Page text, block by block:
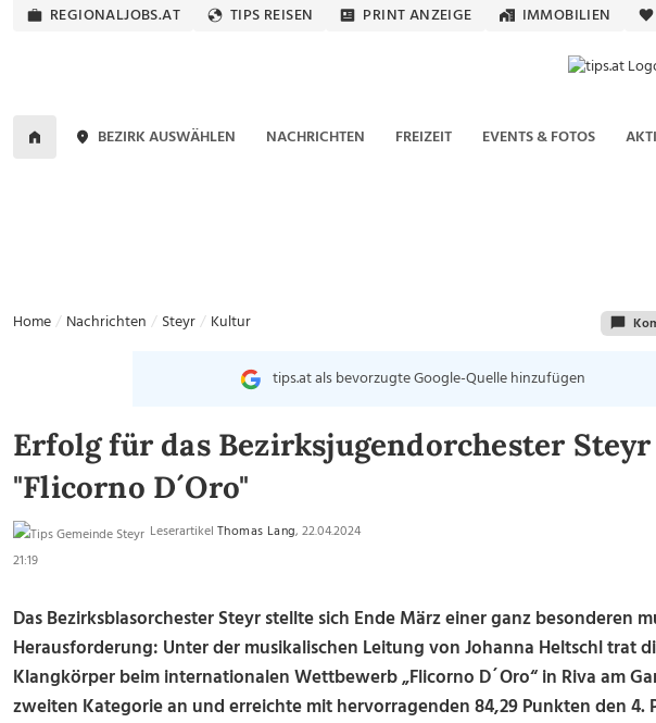
REGIONALJOBS.AT TIPS REISEN PRINT ANZEIGE IMMOBILIEN
BEZIRK AUSWÄHLEN NACHRICHTEN FREIZEIT EVENTS & FOTOS
Home Nachrichten Steyr Kultur
tips.at als bevorzugte Google-Quelle hinzufügen
Erfolg für das Bezirksjugendorchester
"Flicorno D´Oro"
Leserartikel Thomas Lang, 22.04.2024
21:19
Das Bezirksblasorchester Steyr stellte sich Ende März einer ganz besonderen
Herausforderung: Unter der musikalischen Leitung von Johanna Heltschl trat
Klangkörper beim internationalen Wettbewerb „Flicorno D´Oro“ in Riva am
zweiten Kategorie an und erreichte mit hervorragenden 84,29 Punkten den 4.